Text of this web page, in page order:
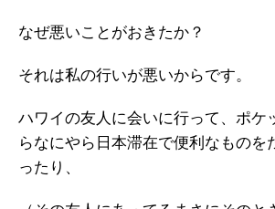
なぜ悪いことがおきたか？
それは私の行いが悪いからです。
ハワイの友人に会いに行って、ポケ
らなにやら日本滞在で便利なものを
ったり、